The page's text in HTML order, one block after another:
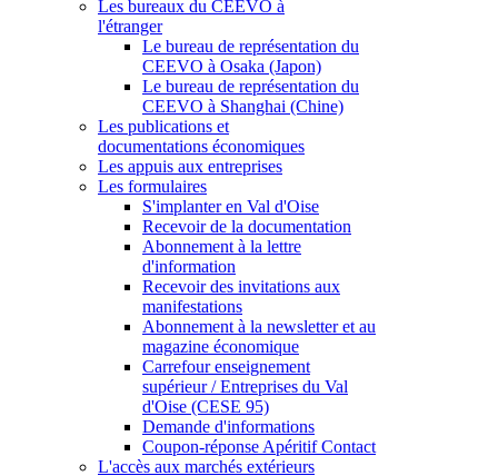
Les bureaux du CEEVO à
l'étranger
Le bureau de représentation du
CEEVO à Osaka (Japon)
Le bureau de représentation du
CEEVO à Shanghai (Chine)
Les publications et
documentations économiques
Les appuis aux entreprises
Les formulaires
S'implanter en Val d'Oise
Recevoir de la documentation
Abonnement à la lettre
d'information
Recevoir des invitations aux
manifestations
Abonnement à la newsletter et au
magazine économique
Carrefour enseignement
supérieur / Entreprises du Val
d'Oise (CESE 95)
Demande d'informations
Coupon-réponse Apéritif Contact
L'accès aux marchés extérieurs